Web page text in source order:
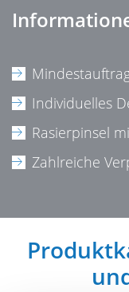
Individuelles
Rasierpinsel
Zahlreiche